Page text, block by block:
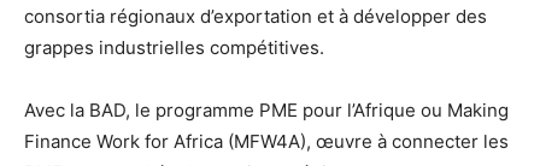
consortia régionaux d’exportation et à développer des
grappes industrielles compétitives.
Avec la BAD, le programme PME pour l’Afrique ou Making
Finance Work for Africa (MFW4A), œuvre à connecter les